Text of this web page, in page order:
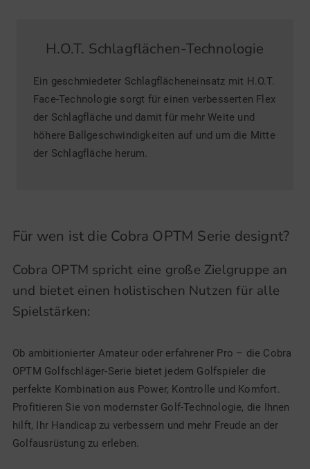
H.O.T. Schlagflächen-Technologie
Ein geschmiedeter Schlagflächeneinsatz mit H.O.T.
Face-Technologie sorgt für einen verbesserten Flex
der Schlagfläche und damit für mehr Weite und
höhere Ballgeschwindigkeiten auf und um die Mitte
der Schlagfläche herum.
Für wen ist die Cobra OPTM Serie designt?
Cobra OPTM spricht eine große Zielgruppe an
und bietet einen holistischen Nutzen für alle
Spielstärken:
Ob ambitionierter Amateur oder erfahrener Pro – die Cobra
OPTM Golfschläger-Serie bietet jedem Golfspieler die
perfekte Kombination aus Power, Kontrolle und Komfort.
Profitieren Sie von modernster Golf-Technologie, die Ihnen
hilft, Ihr Handicap zu verbessern und mehr Freude an der
Golfausrüstung zu erleben.